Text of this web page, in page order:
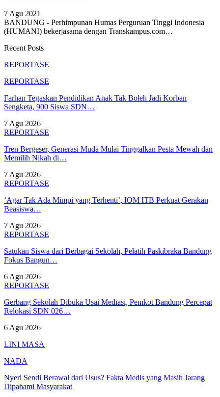
7 Agu 2021
BANDUNG - Perhimpunan Humas Perguruan Tinggi Indonesia
(HUMANI) bekerjasama dengan Transkampus.com…
Recent Posts
REPORTASE
REPORTASE
Farhan Tegaskan Pendidikan Anak Tak Boleh Jadi Korban
Sengketa, 900 Siswa SDN…
7 Agu 2026
REPORTASE
Tren Bergeser, Generasi Muda Mulai Tinggalkan Pesta Mewah dan
Memilih Nikah di…
7 Agu 2026
REPORTASE
‘Agar Tak Ada Mimpi yang Terhenti’, IOM ITB Perkuat Gerakan
Beasiswa…
7 Agu 2026
REPORTASE
Satukan Siswa dari Berbagai Sekolah, Pelatih Paskibraka Bandung
Fokus Bangun…
6 Agu 2026
REPORTASE
Gerbang Sekolah Dibuka Usai Mediasi, Pemkot Bandung Percepat
Relokasi SDN 026…
6 Agu 2026
LINI MASA
NADA
Nyeri Sendi Berawal dari Usus? Fakta Medis yang Masih Jarang
Dipahami Masyarakat